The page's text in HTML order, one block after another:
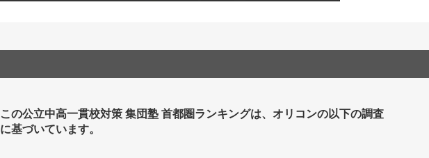
この公立中高一貫校対策 集団塾 首都圏ランキングは、オリコンの以下の調査
に基づいています。